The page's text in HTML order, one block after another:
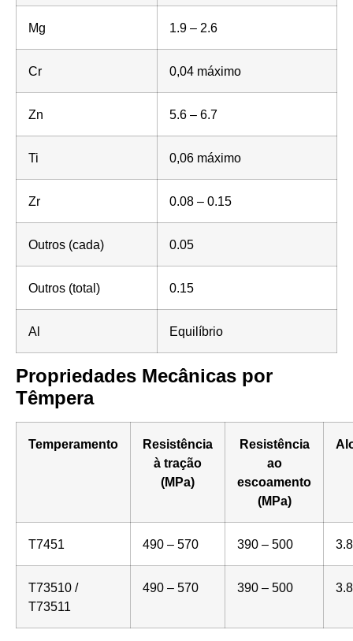
Mg 1.9 – 2.6
Cr 0,04 máximo
Zn 5.6 – 6.7
Ti 0,06 máximo
Zr 0.08 – 0.15
Outros (cada) 0.05
Outros (total) 0.15
Al Equilíbrio
Propriedades Mecânicas por
Têmpera
Temperamento
Resistência
à tração
(MPa)
Resistência
ao
escoamento
(MPa)
T7451 490 – 570 390 – 500
T73510 /
T73511
490 – 570 390 – 500